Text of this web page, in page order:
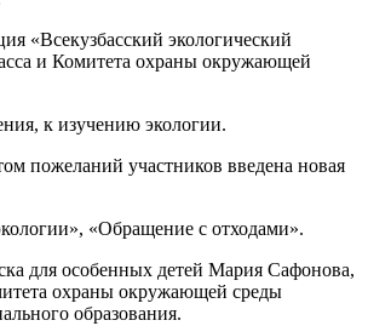
«Всекузбасский экологический
и Комитета охраны окружающей
к изучению экологии.
пожеланий участников введена новая
«Обращение с отходами».
для особенных детей Мария Сафонова,
охраны окружающей среды
образования.